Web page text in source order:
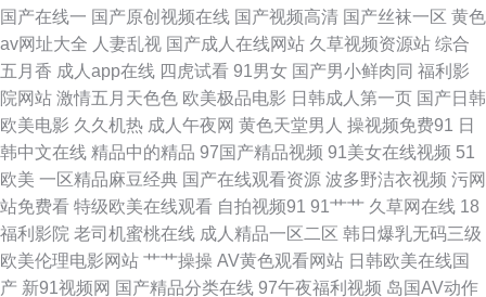
欧美一页久久 婷婷精品免费久久 91成人电影在线视频 51视频探花 91制作视
频宅男在线观看 国产成人国产精品 久艹视频资源 日韩无码高清网址 亚洲国
产情侣在线自拍 91第一福利 www黄色 国内精品久久鸭下载 欧美色图宗合网
涩涩婷婷 91av免费视频 91视频在线观看网址 成人电影Av网站 国精产久久无
语∨A 密桃视频免费看 一区一区一去一区 91蜜桃吴梦梦 阿v免费视频 精品丰
国产在线一 国产原创视频在线 国产视频高清 国产丝袜一区 黄色
av网址大全 人妻乱视 国产成人在线网站 久草视频资源站 综合
五月香 成人app在线 四虎试看 91男女 国产男小鲜肉同 福利影
院网站 激情五月天色色 欧美极品电影 日韩成人第一页 国产日韩
欧美电影 久久机热 成人午夜网 黄色天堂男人 操视频免费91 日
韩中文在线 精品中的精品 97国产精品视频 91美女在线视频 51
欧美 一区精品麻豆经典 国产在线观看资源 波多野洁衣视频 污网
站免费看 特级欧美在线观看 自拍视频91 91艹艹 久草网在线 18
福利影院 老司机蜜桃在线 成人精品一区二区 韩日爆乳无码三级
欧美伦理电影网站 艹艹操操 AV黄色观看网站 日韩欧美在线国
产 新91视频网 国产精品分类在线 97午夜福利视频 岛国AV动作